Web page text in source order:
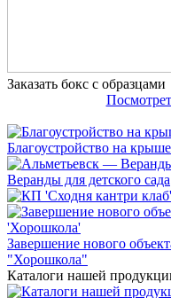
Заказать бокс с образцами
Благоустройство на
Веранды для детского сада
Завершение нового
"Хорошкола"
Каталоги нашей